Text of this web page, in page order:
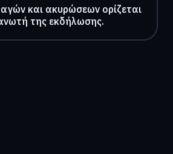
και ακυρώσεων ορίζεται
της εκδήλωσης.